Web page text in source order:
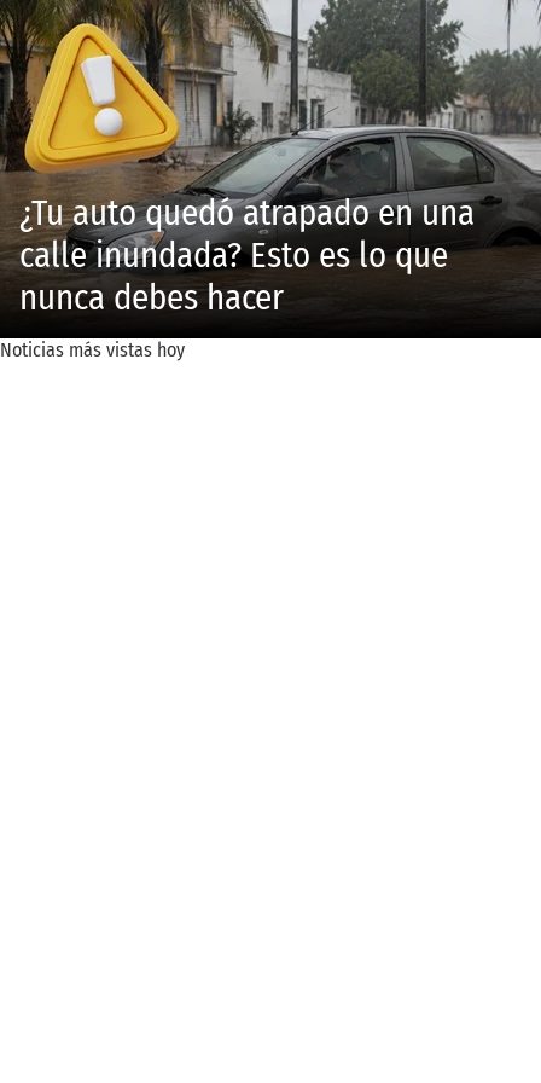
¿Tu auto quedó atrapado en una
calle inundada? Esto es lo que
nunca debes hacer
Noticias más vistas hoy